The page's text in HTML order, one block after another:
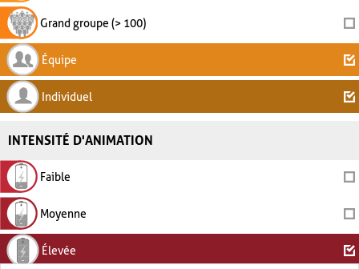
Grand groupe (> 100)
Équipe
Individuel
INTENSITÉ D'ANIMATION
Faible
Moyenne
Élevée